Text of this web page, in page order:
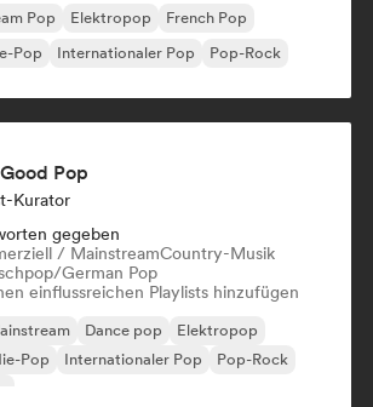
Pop Elektropop
French Pop
Pop Internationaler Pop Pop-Rock
Pop
Kurator
gegeben
/ MainstreamCountry-Musik
German Pop
einflussreichen Playlists hinzufügen
Dance pop
Elektropop
Pop Internationaler Pop
Pop-Rock